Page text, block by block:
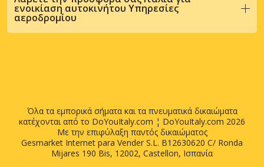
ενοικίαση αυτοκινήτου Υπηρεσίες
αεροδρομίου
Όλα τα εμπορικά σήματα και τα πνευματικά δικαιώματα
κατέχονται από το DoYouItaly.com ¦ DoYouItaly.com 2026
Με την επιφύλαξη παντός δικαιώματος
Gesmarket Internet para Vender S.L. B12630620 C/ Ronda
Mijares 190 Bis, 12002, Castellon, Ισπανία